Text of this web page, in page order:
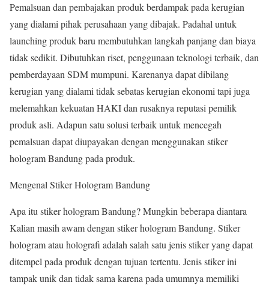
Pemalsuan dan pembajakan produk berdampak pada kerugian
yang dialami pihak perusahaan yang dibajak. Padahal untuk
launching produk baru membutuhkan langkah panjang dan biaya
tidak sedikit. Dibutuhkan riset, penggunaan teknologi terbaik, dan
pemberdayaan SDM mumpuni. Karenanya dapat dibilang
kerugian yang dialami tidak sebatas kerugian ekonomi tapi juga
melemahkan kekuatan HAKI dan rusaknya reputasi pemilik
produk asli. Adapun satu solusi terbaik untuk mencegah
pemalsuan dapat diupayakan dengan menggunakan stiker
hologram Bandung pada produk.
Mengenal Stiker Hologram Bandung
Apa itu stiker hologram Bandung? Mungkin beberapa diantara
Kalian masih awam dengan stiker hologram Bandung. Stiker
hologram atau holografi adalah salah satu jenis stiker yang dapat
ditempel pada produk dengan tujuan tertentu. Jenis stiker ini
tampak unik dan tidak sama karena pada umumnya memiliki